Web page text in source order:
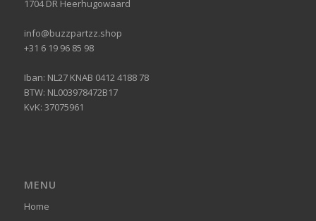
1704 DR Heerhugowaard
info@buzzpartzz.shop
+31 6 19 96 85 98
Iban: NL27 KNAB 0412 4188 78
BTW: NL003978472B17
KvK: 37075961
MENU
Home